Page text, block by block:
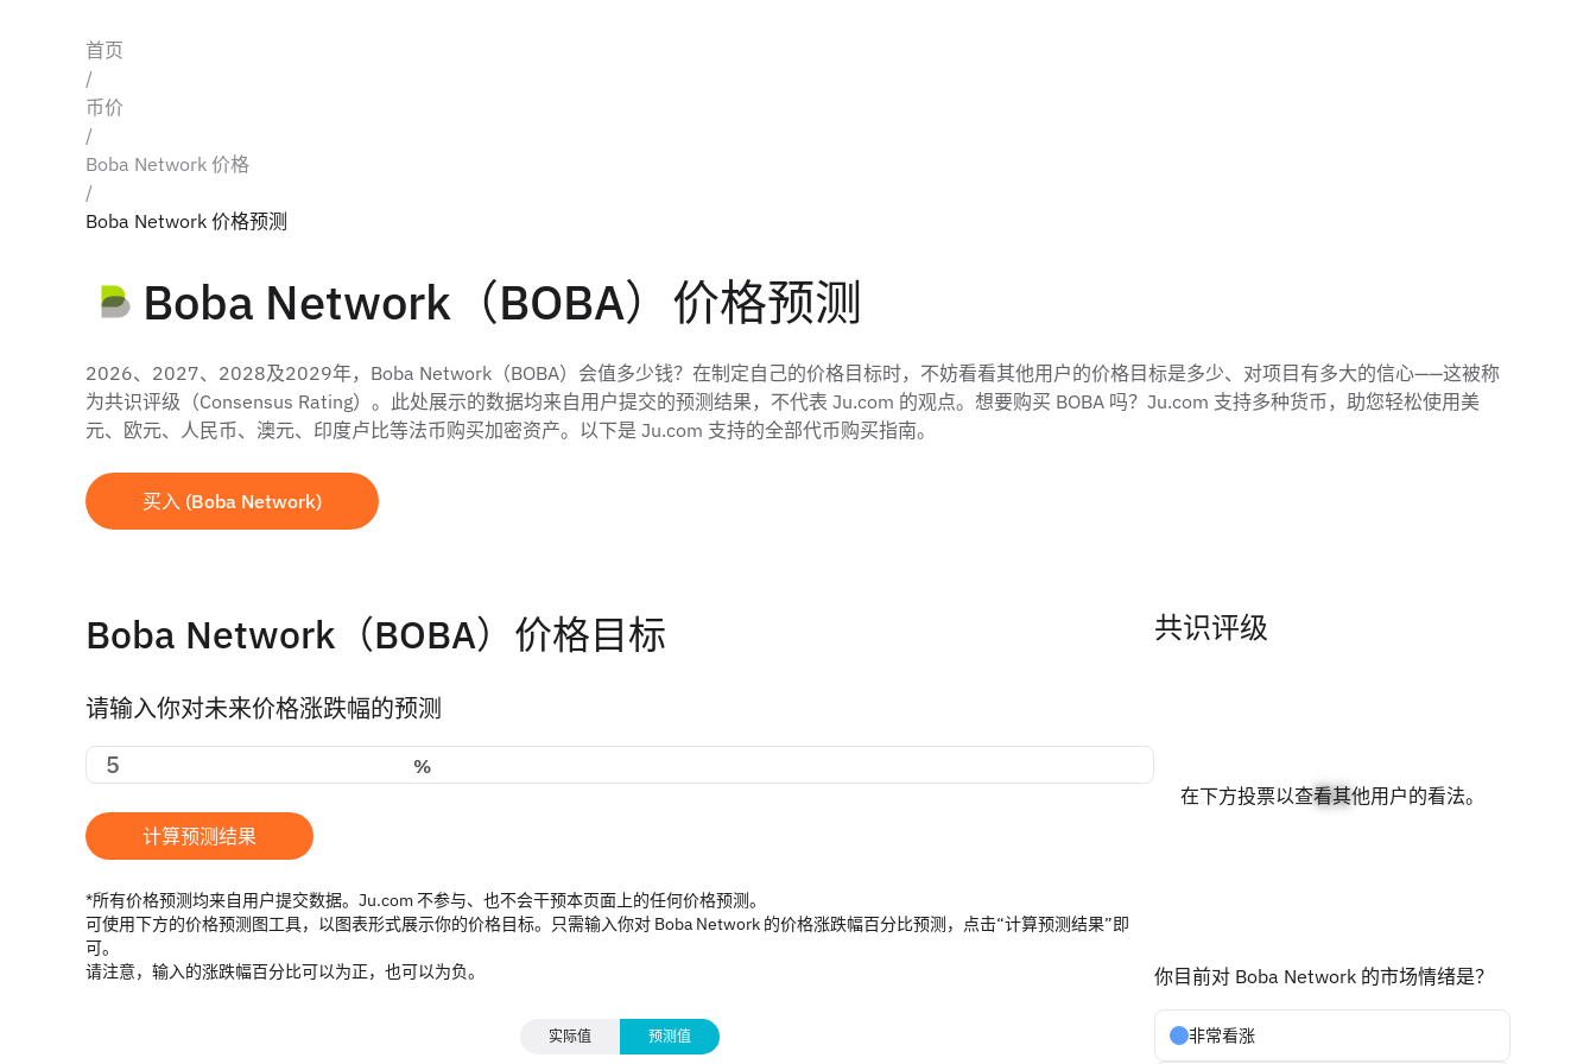
首页
/
币价
/
Boba Network 价格
/
Boba Network 价格预测
Boba Network（BOBA）价格预测
2026、2027、2028及2029年，Boba Network（BOBA）会值多少钱？在制定自己的价格目标时，不妨看看其他用户的价格目标是多少、对项目有多大的信心——这被称
为共识评级（Consensus Rating）。此处展示的数据均来自用户提交的预测结果，不代表 Ju.com 的观点。想要购买 BOBA 吗？Ju.com 支持多种货币，助您轻松使用美
元、欧元、人民币、澳元、印度卢比等法币购买加密资产。以下是 Ju.com 支持的全部代币购买指南。
买入 (Boba Network)
Boba Network（BOBA）价格目标
请输入你对未来价格涨跌幅的预测
%
计算预测结果
*所有价格预测均来自用户提交数据。Ju.com 不参与、也不会干预本页面上的任何价格预测。
可使用下方的价格预测图工具，以图表形式展示你的价格目标。只需输入你对 Boba Network 的价格涨跌幅百分比预测，点击“计算预测结果”即
可。
请注意，输入的涨跌幅百分比可以为正，也可以为负。
实际值 预测值
共识评级
看涨
在下方投票以查看其他用户的看法。
你目前对 Boba Network 的市场情绪是？
非常看涨